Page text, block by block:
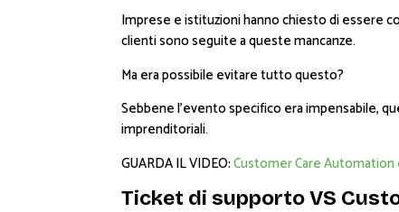
Imprese e istituzioni hanno chiesto di essere
clienti sono seguite a queste mancanze.
Ma era possibile evitare tutto questo?
Sebbene l’evento specifico era impensabile,
imprenditoriali.
GUARDA IL VIDEO:Customer Care Automation
Ticket di supporto VS